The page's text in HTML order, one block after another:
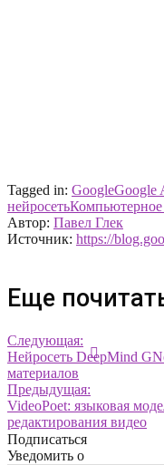
Tagged in: GoogleGoogle
нейросетьКомпьютерное
Автор: Павел Глек
Источник: https://
Еще
Следующая:
Нейросеть DeepMind
материалов
Предыдущая:
VideoPoet: языковая
редактирования видео
Подписаться
Уведомить о